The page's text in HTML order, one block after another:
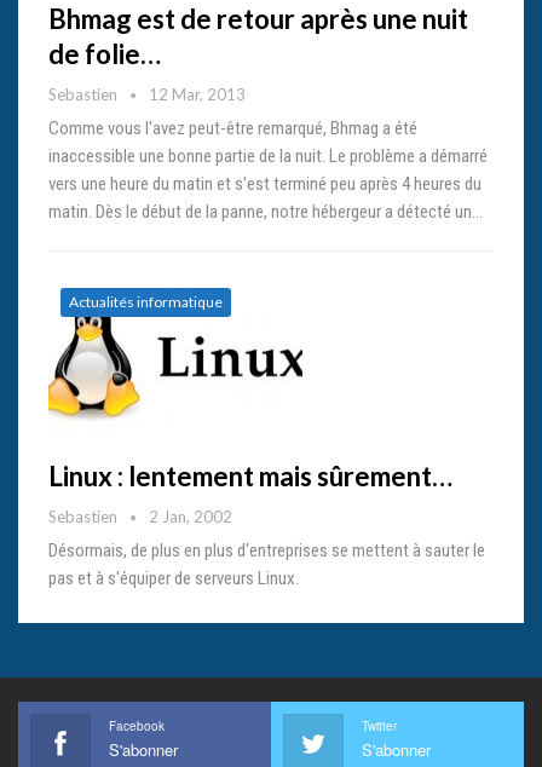
Bhmag est de retour après une nuit
de folie…
Sebastien 12 Mar, 2013
Comme vous l'avez peut-être remarqué, Bhmag a été
inaccessible une bonne partie de la nuit. Le problème a démarré
vers une heure du matin et s'est terminé peu après 4 heures du
matin. Dès le début de la panne, notre hébergeur a détecté un…
Actualités informatique
Linux : lentement mais sûrement…
Sebastien 2 Jan, 2002
Désormais, de plus en plus d'entreprises se mettent à sauter le
pas et à s'équiper de serveurs Linux.
Facebook
S'abonner
Twitter
S'abonner